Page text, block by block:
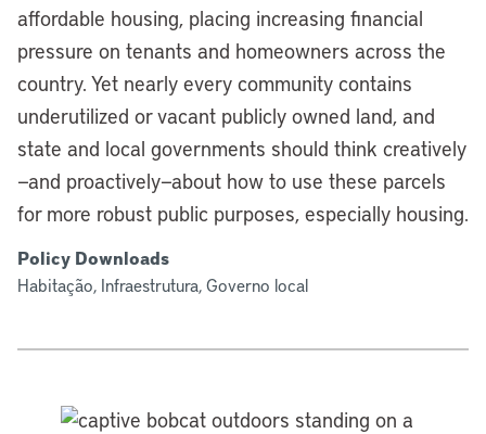
affordable housing, placing increasing financial
pressure on tenants and homeowners across the
country. Yet nearly every community contains
underutilized or vacant publicly owned land, and
state and local governments should think creatively
—and proactively—about how to use these parcels
for more robust public purposes, especially housing.
Policy Downloads
Habitação, Infraestrutura, Governo local